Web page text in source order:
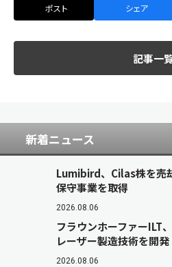
ポスト シェア
記事一
新着ニュース
Lumibird、Cilas株を売
保守事業を取得
2026.08.06
フラウンホーファーILT
レーザー製造技術を開発
2026.08.06